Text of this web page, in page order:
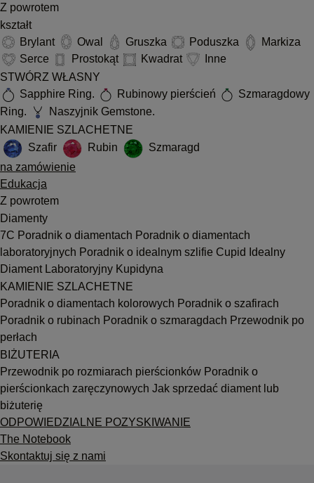
Z powrotem
kształt
Brylant
Owal Gruszka Poduszka
Markiza
Serce
Prostokąt Kwadrat
Inne
STWÓRZ WŁASNY
Sapphire Ring.
Rubinowy pierścień
Szmaragdowy
Ring.
Naszyjnik Gemstone.
KAMIENIE SZLACHETNE
Szafir
Rubin
Szmaragd
na zamówienie
Edukacja
Z powrotem
Diamenty
7C Poradnik o diamentach Poradnik o diamentach
laboratoryjnych Poradnik o idealnym szlifie Cupid Idealny
Diament Laboratoryjny Kupidyna
KAMIENIE SZLACHETNE
Poradnik o diamentach kolorowych Poradnik o szafirach
Poradnik o rubinach Poradnik o szmaragdach Przewodnik po
perłach
BIŻUTERIA
Przewodnik po rozmiarach pierścionków Poradnik o
pierścionkach zaręczynowych Jak sprzedać diament lub
biżuterię
ODPOWIEDZIALNE POZYSKIWANIE
The Notebook
Skontaktuj się z nami